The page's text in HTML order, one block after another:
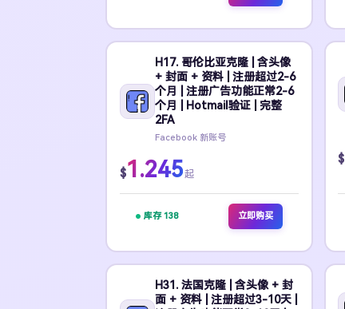
H17. 哥伦比亚克隆 | 含头像
+ 封面 + 资料 | 注册超过2-6
个月 | 注册广告功能正常2-6
个月 | Hotmail验证 | 完整
2FA
Facebook 新账号
$1.245起
库存 138 立即购买
$
H31. 法国克隆 | 含头像 + 封
面 + 资料 | 注册超过3-10天 |